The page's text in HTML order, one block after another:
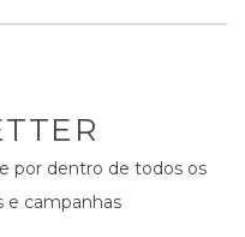
por dentro de todos os
e campanhas